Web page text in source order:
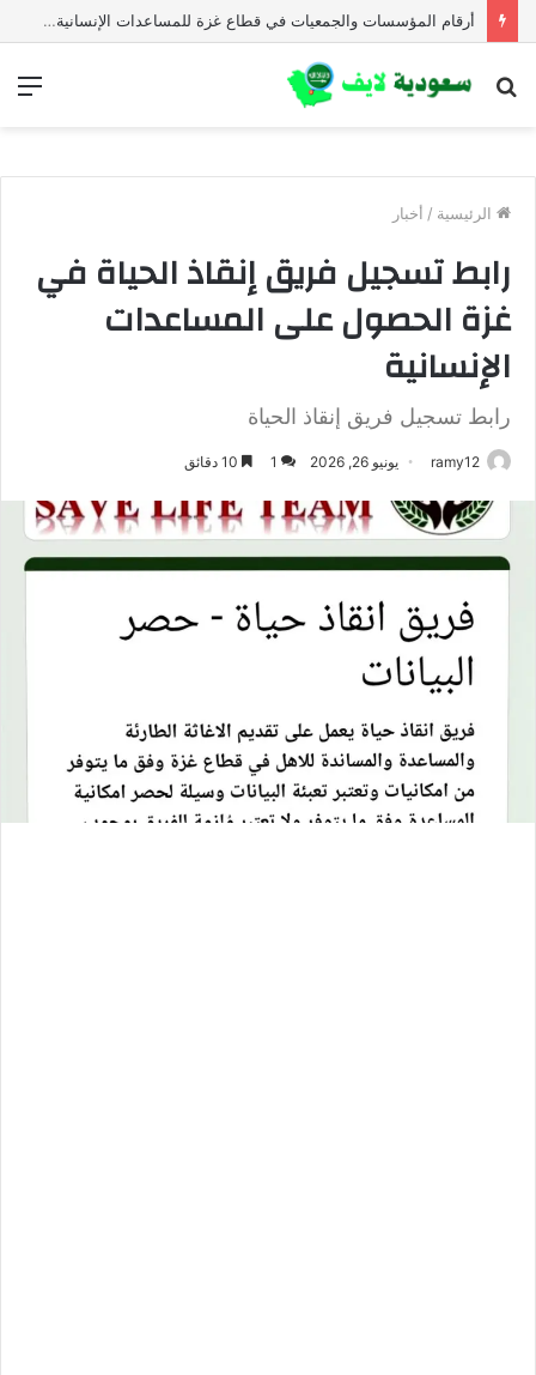
رابط الاستعلام وتحديث البيانات في جمعية أصيل للتنمية
بحث
الرئيسية / أخبار
رابط تسجيل فريق إنقاذ الحياة في
غزة الحصول على المساعدات
الإنسانية
رابط تسجيل فريق إنقاذ الحياة
ramy12 يونيو 26, 2026 1